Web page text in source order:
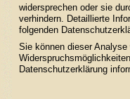
widersprechen oder sie
verhindern. Detaillierte
folgenden
Sie können dieser
Datenschutzerklärung